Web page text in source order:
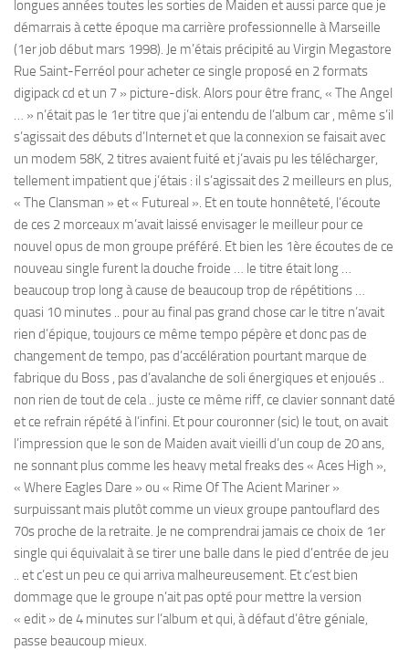
longues années toutes les sorties de Maiden et aussi parce que je
démarrais à cette époque ma carrière professionnelle à Marseille
(1er job début mars 1998). Je m’étais précipité au Virgin Megastore
Rue Saint-Ferréol pour acheter ce single proposé en 2 formats
digipack cd et un 7 » picture-disk. Alors pour être franc, « The Angel
… » n’était pas le 1er titre que j’ai entendu de l’album car , même s’il
s’agissait des débuts d’Internet et que la connexion se faisait avec
un modem 58K, 2 titres avaient fuité et j’avais pu les télécharger,
tellement impatient que j’étais : il s’agissait des 2 meilleurs en plus,
« The Clansman » et « Futureal ». Et en toute honnêteté, l’écoute
de ces 2 morceaux m’avait laissé envisager le meilleur pour ce
nouvel opus de mon groupe préféré. Et bien les 1ère écoutes de ce
nouveau single furent la douche froide … le titre était long …
beaucoup trop long à cause de beaucoup trop de répétitions …
quasi 10 minutes .. pour au final pas grand chose car le titre n’avait
rien d’épique, toujours ce même tempo pépère et donc pas de
changement de tempo, pas d’accélération pourtant marque de
fabrique du Boss , pas d’avalanche de soli énergiques et enjoués ..
non rien de tout de cela .. juste ce même riff, ce clavier sonnant daté
et ce refrain répété à l’infini. Et pour couronner (sic) le tout, on avait
l’impression que le son de Maiden avait vieilli d’un coup de 20 ans,
ne sonnant plus comme les heavy metal freaks des « Aces High »,
« Where Eagles Dare » ou « Rime Of The Acient Mariner »
surpuissant mais plutôt comme un vieux groupe pantouflard des
70s proche de la retraite. Je ne comprendrai jamais ce choix de 1er
single qui équivalait à se tirer une balle dans le pied d’entrée de jeu
.. et c’est un peu ce qui arriva malheureusement. Et c’est bien
dommage que le groupe n’ait pas opté pour mettre la version
« edit » de 4 minutes sur l’album et qui, à défaut d’être géniale,
passe beaucoup mieux.